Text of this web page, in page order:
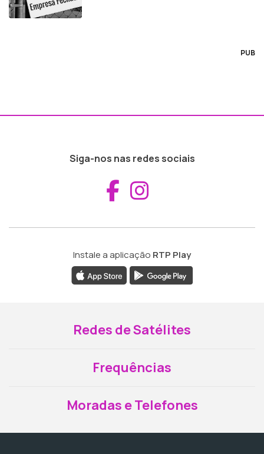
PUB
Siga-nos nas redes sociais
Aceder ao
Instale a aplicação RTP Play
Redes de Satélites
Frequências
Moradas e Telefones